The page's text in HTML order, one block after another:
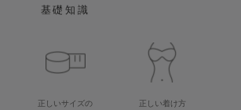
基礎知識
正しいサイズの
正しい着け方